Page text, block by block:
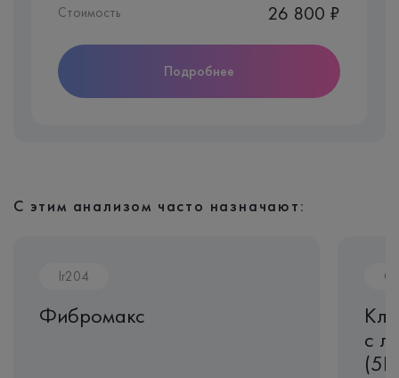
Стоимость 26 800 ₽
Подробнее
С этим анализом часто назначают:
Ir204
Фибромакс
с